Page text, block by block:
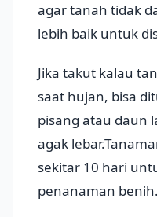
agar tanah tidak
lebih baik untuk
Jika takut kalau
saat hujan, bisa
pisang atau daun
agak
sekitar 10 hari
penanaman benih.